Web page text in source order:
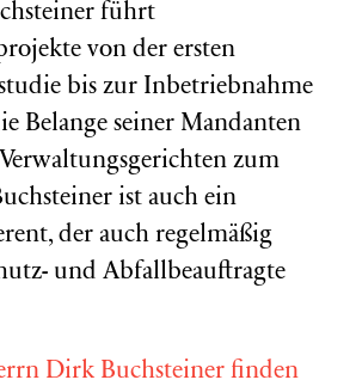
führt
von der ersten
bis zur Inbetriebnahme
Belange seiner Mandanten
zum
ist auch ein
der auch regelmäßig
und Abfallbeauftragte
Dirk Buchsteiner finden